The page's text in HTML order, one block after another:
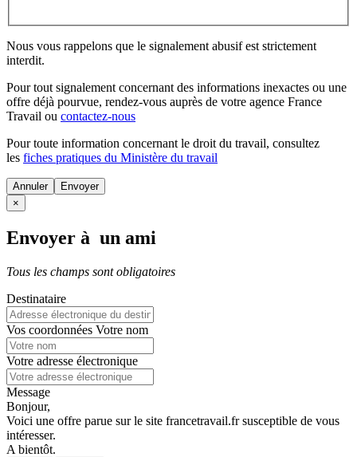
Nous vous rappelons que le signalement abusif est strictement
interdit.
Pour tout signalement concernant des informations inexactes ou une
offre déjà pourvue, rendez-vous auprès de votre agence France
Travail ou contactez-nous
Pour toute information concernant le droit du travail, consultez
les fiches pratiques du Ministère du travail
Annuler
×
Envoyer à un ami
Tous les champs sont obligatoires
Destinataire
Vos coordonnées Votre nom
Votre adresse électronique
Message
Bonjour,
Voici une offre parue sur le site francetravail.fr susceptible de vous
intéresser.
A bientôt.